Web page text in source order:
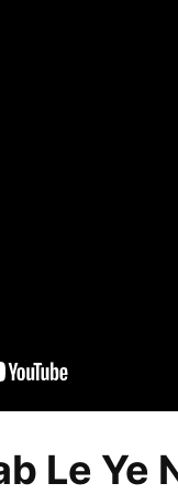
Le Ye